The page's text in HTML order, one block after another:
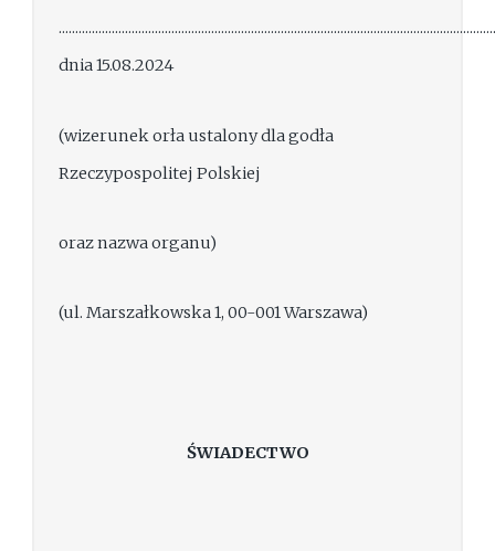
dnia 15.08.2024
(wizerunek orła ustalony dla godła
Rzeczypospolitej Polskiej
oraz nazwa organu)
(ul. Marszałkowska 1, 00-001 Warszawa)
ŚWIADECTWO